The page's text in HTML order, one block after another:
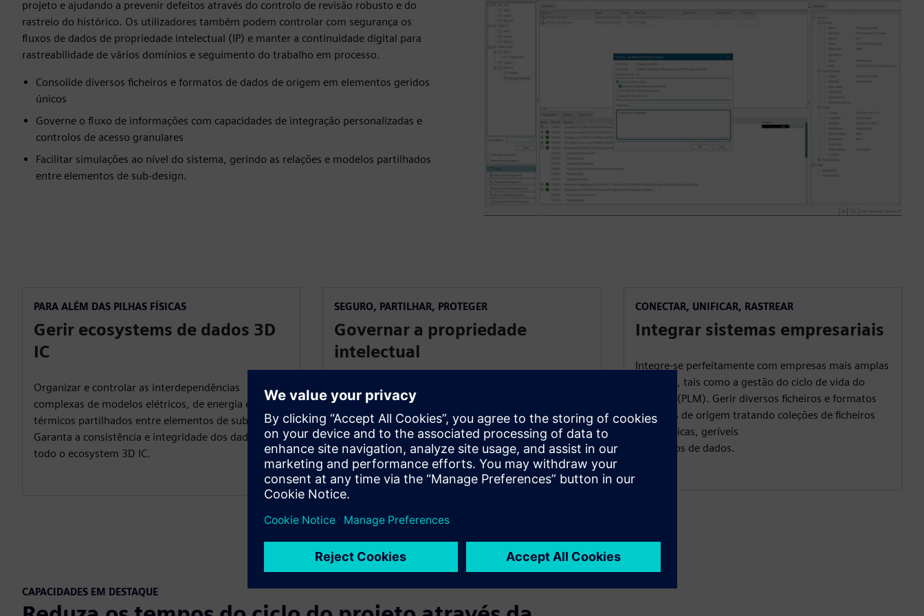
projeto e ajudando a prevenir defeitos através do controlo de revisão robusto e do
rastreio do histórico. Os utilizadores também podem controlar com segurança os
fluxos de dados de propriedade intelectual (IP) e manter a continuidade digital para
rastreabilidade de vários domínios e seguimento do trabalho em processo.
Consolide diversos ficheiros e formatos de dados de origem em elementos geridos
únicos
Governe o fluxo de informações com capacidades de integração personalizadas e
controlos de acesso granulares
Facilitar simulações ao nível do sistema, gerindo as relações e modelos partilhados
entre elementos de sub-design.
PARA ALÉM DAS PILHAS FÍSICAS
Gerir ecosystems de dados 3D
IC
Organizar e controlar as interdependências
complexas de modelos elétricos, de energia e
térmicos partilhados entre elementos de sub-design.
Garanta a consistência e integridade dos dados em
todo o ecosystem 3D IC.
SEGURO, PARTILHAR, PROTEGER
Governar a propriedade
intelectual
Proteja o processo interno e o IP de design para
controlos de acesso granulares entre equipas.
Arquivo
fontes de dados encriptadas com recuperação
gerida, adicionando uma camada de protecção para
confidenciais
informações ao longo do ciclo de vida do design.
CONECTAR, UNIFICAR, RASTREAR
Integrar sistemas empresariais
Integre-se perfeitamente com empresas mais amplas
sistemas, tais como a gestão do ciclo de vida do
produto (PLM). Gerir diversos ficheiros e formatos
de dados de origem tratando coleções de ficheiros
como únicas, geríveis
elementos de dados.
CAPACIDADES EM DESTAQUE